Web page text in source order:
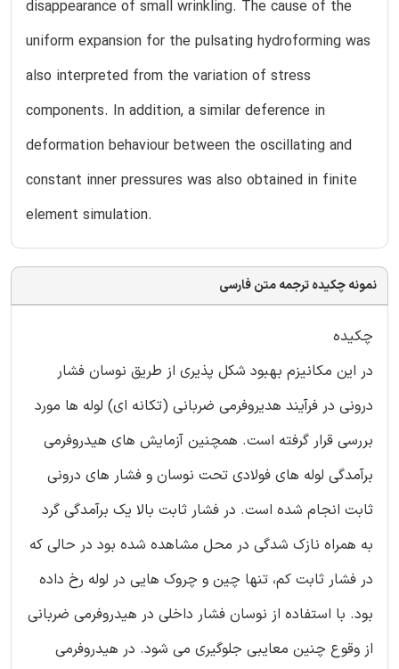
disappearance of small wrinkling. The cause of the
uniform expansion for the pulsating hydroforming was
also interpreted from the variation of stress
components. In addition, a similar deference in
deformation behaviour between the oscillating and
constant inner pressures was also obtained in finite
element simulation.
نمونه چکیده ترجمه متن فارسی
چکیده
در این مکانیزم بهبود شکل پذیری از طریق نوسان فشار
درونی در فرآیند هدیروفرمی ضربانی (تکانه ای) لوله ها مورد
بررسی قرار گرفته است. همچنین آزمایش های هیدروفرمی
برآمدگی لوله های فولادی تحت نوسان و فشار های درونی
ثابت انجام شده است. در فشار ثابت بالا یک برآمدگی گرد
به همراه نازک شدگی در محل مشاهده شده بود در حالی که
در فشار ثابت کم، تنها چین و چروک هایی در لوله رخ داده
بود. با استفاده از نوسان فشار داخلی در هیدروفرمی ضربانی
از وقوع چنین معایبی جلوگیری می شود. در هیدروفرمی